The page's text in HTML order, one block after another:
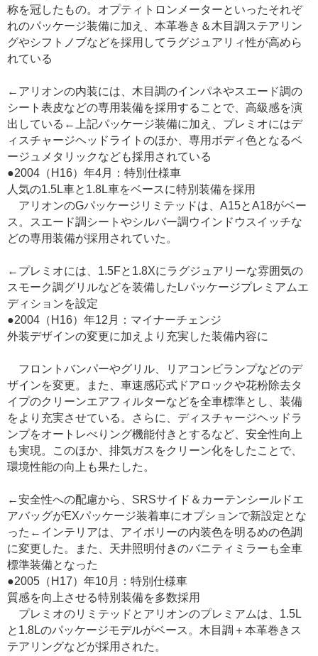
称を冠したもの。オプティトロンメーターといったそれぞ
れのパッケージ装備に加え、本革巻き＆木目調ステアリン
グやシフトノブなどを採用してラグジュアリィ性が高めら
れている
←アリオンの内装には、木目調のインパネやスエード調の
シート表皮などの専用装備を採用することで、高級感を演
出している←上記パッケージ装備に加え、プレミオにはデ
ィスチャージヘッドライトのほか、専用ボディ色となるベ
ージュメタリックなども採用されている
●2004（H16）年4月：特別仕様車
人気の1.5L車と1.8L車をベースに特別装備を採用
アリオンのGパッケージリミテッドは、A15とA18がベー
ス。スエード調シートやシルバー調ウインドウスイッチな
どの専用装備が採用されていた。
←プレミオには、1.5Fと1.8Xにラグジュアリーな雰囲気の
スモーク調グリルなどを装備したLパッケージプレミアムエ
ディションを設定
●2004（H16）年12月：マイナーチェンジ
外装デザインの変更に加えより充実した装備内容に
フロントバンパーやグリル、リアコンビランプなどのデ
ザインを変更。また、車速感応式ドアロックや花粉除去タ
イプのクリーンエアフィルターなどを全車標準とし、装備
をより充実させている。さらに、ディスチャージヘッドラ
ンプをオートレべりング機能付きとするなど、安全性向上
も実現。このほか、排気ガスをクリーン化をしたことで、
環境性能の向上も果たした。
←安全性への配慮から、SRSサイド＆カーテンシールドエ
アバッグがEXパッケージ装着車にオプションで新設定とな
った←インテリアは、アイボリーの内装色を明るめの色調
に変更した。また、天井照明付きのバニティミラーも全車
標準装備となった
●2005（H17）年10月：特別仕様車
質感を向上させる特別装備を多数採用
プレミオのリミテッドとアリオンのプレミアムは、1.5L
と1.8Lのパッケージモデルがベース。木目調＋本革巻きス
テアリングなどが採用された。